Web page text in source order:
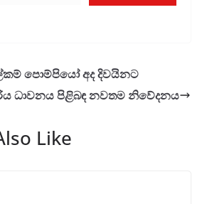
පොම්පියෝ අද දිවයිනට
ධාවනය පිළිබඳ නවතම නිවේදනය
Like